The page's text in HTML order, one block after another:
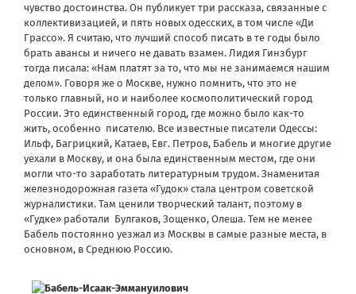
чувство достоинства. Он публикует три рассказа, связанные с
коллективизацией, и пять новых одесских, в том числе «Ди
Грассо». Я считаю, что лучший способ писать в те годы было
брать авансы и ничего не давать взамен. Лидия Гинзбург
тогда писала: «Нам платят за то, что мы не занимаемся нашим
делом». Говоря же о Москве, нужно помнить, что это не
только главный, но и наиболее космополитический город
России. Это единственный город, где можно было как-то
жить, особенно писателю. Все известные писатели Одессы:
Ильф, Багрицкий, Катаев, Евг. Петров, Бабель и многие другие
уехали в Москву, и она была единственным местом, где они
могли что-то заработать литературным трудом. Знаменитая
железнодорожная газета «Гудок» стала центром советской
журналистики. Там ценили творческий талант, поэтому в
«Гудке» работали Булгаков, Зощенко, Олеша. Тем не менее
Бабель постоянно уезжал из Москвы в самые разные места, в
основном, в Среднюю Россию.